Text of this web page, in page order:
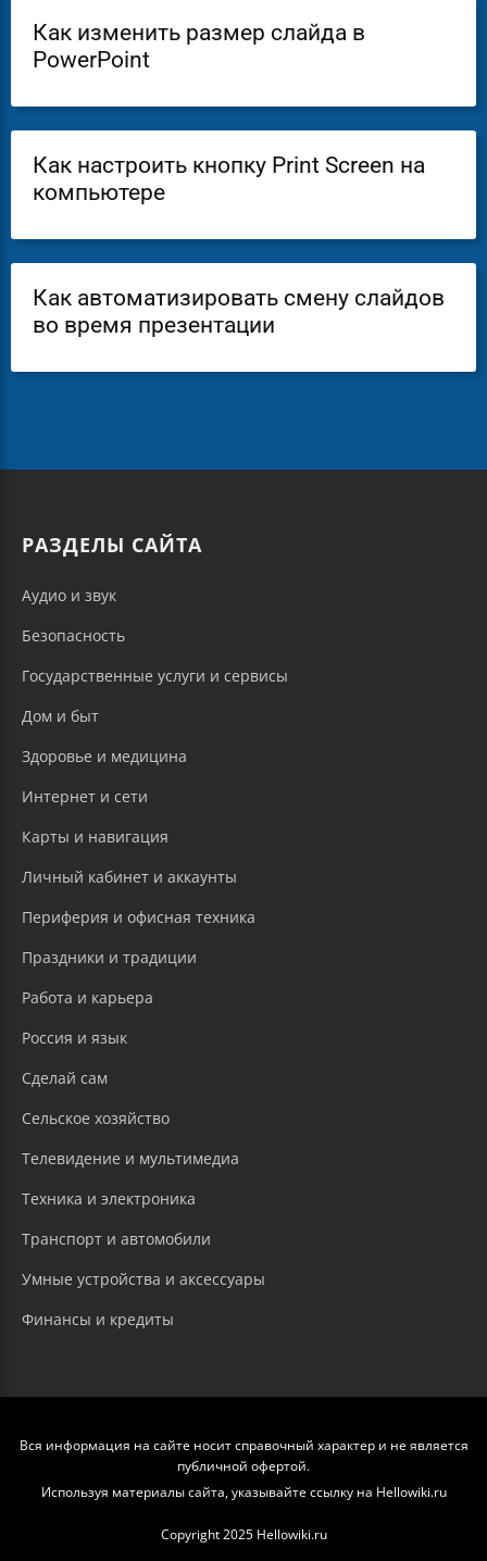
Как изменить размер слайда в
PowerPoint
Как настроить кнопку Print Screen на
компьютере
Как автоматизировать смену слайдов
во время презентации
РАЗДЕЛЫ САЙТА
Аудио и звук
Безопасность
Государственные услуги и сервисы
Дом и быт
Здоровье и медицина
Интернет и сети
Карты и навигация
Личный кабинет и аккаунты
Периферия и офисная техника
Праздники и традиции
Работа и карьера
Россия и язык
Сделай сам
Сельское хозяйство
Телевидение и мультимедиа
Техника и электроника
Транспорт и автомобили
Умные устройства и аксессуары
Финансы и кредиты
Вся информация на сайте носит справочный характер и не является
публичной офертой.
Используя материалы сайта, указывайте ссылку на Hellowiki.ru
Copyright 2025 Hellowiki.ru